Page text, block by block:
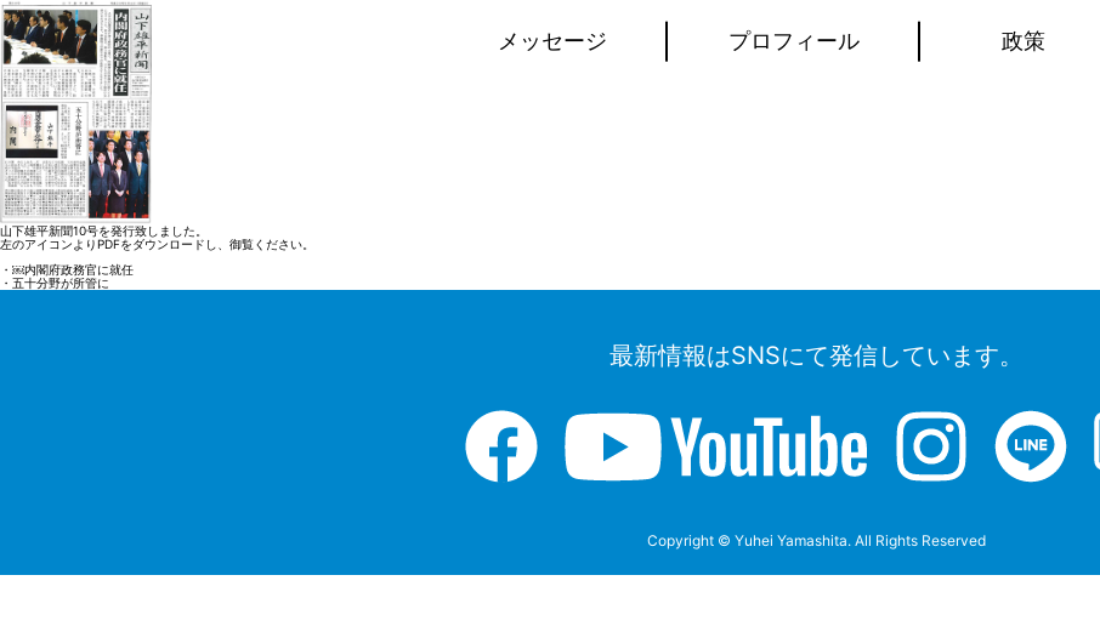
メッセージ プロフィール 政策
山下雄平新聞10号を発行致しました。
左のアイコンよりPDFをダウンロードし、御覧ください。
・￼内閣府政務官に就任
・五十分野が所管に
最新情報はSNSにて発信しています。
Copyright © Yuhei Yamashita. All Rights Reserved